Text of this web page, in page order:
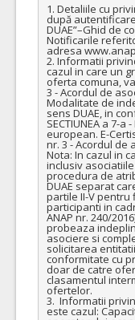
1. Detaliile cu
după
DUAE”–Ghid de
Notificarile
adresa
2. Informatii
cazul in care un
oferta comuna,
3 - Acordul de
Modalitate de
sens DUAE, in
SECTIUNEA a 7-
european. E-
nr. 3 - Acordul de
Nota: In cazul in
inclusiv
procedura de
DUAE separat
partile II-V
participanti in
ANAP nr. 240/
probeaza
asociere si
solicitarea
conformitate cu
doar de catre
clasamentul
ofertelor.
3.  Informatii
este cazul: